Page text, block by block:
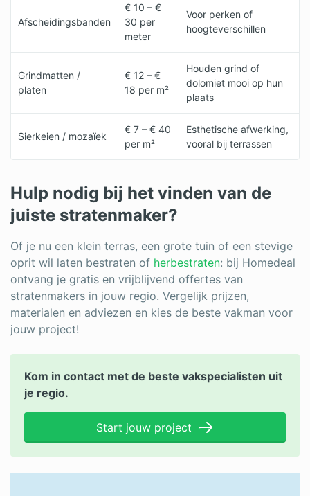
Afscheidingsbanden
€ 10 – €
30 per
meter
Voor perken of
hoogteverschillen
Grindmatten /
platen
€ 12 – €
18 per m²
Houden grind of
dolomiet mooi op hun
plaats
Sierkeien / mozaïek
€ 7 – € 40
per m²
Esthetische afwerking,
vooral bij terrassen
Hulp nodig bij het vinden van de
juiste stratenmaker?
Of je nu een klein terras, een grote tuin of een stevige
oprit wil laten bestraten of herbestraten: bij Homedeal
ontvang je gratis en vrijblijvend offertes van
stratenmakers in jouw regio. Vergelijk prijzen,
materialen en adviezen en kies de beste vakman voor
jouw project!
Kom in contact met de beste vakspecialisten uit
je regio.
Start jouw project